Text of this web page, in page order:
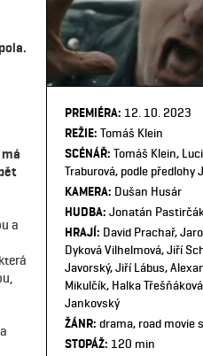
a
PREMIÉRA: 12. 10. 2023
REŽIE: Tomáš Klein
SCÉNÁŘ: Tomáš Klein,
Traburová, podle předlohy
KAMERA: Dušan Husár
HUDBA: Jonatán
HRAJÍ: David Prachař,
Dyková Vilhelmová, Jiří
Javorský, Jiří Lábus,
Mikulčík, Halka
Jankovský
ŽÁNR: drama, road movie
STOPÁŽ: 120 min